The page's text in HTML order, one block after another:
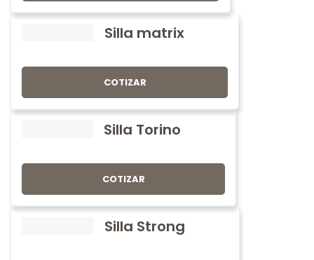
Silla matrix
COTIZAR
Silla Torino
COTIZAR
Silla Strong